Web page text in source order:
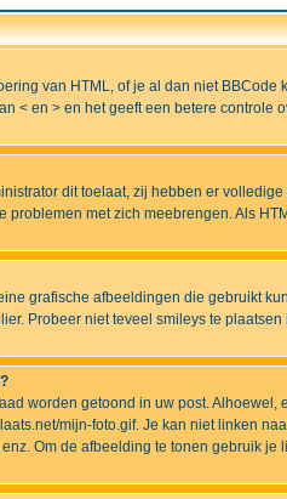
van HTML, of je al dan niet
< en > en het geeft een betere
dit toelaat, zij hebben er
problemen met zich meebrengen. Als
grafische afbeeldingen die gebruikt
Probeer niet teveel smileys te
worden getoond in uw post.
mijn-foto.gif. Je kan niet linken
Om de afbeelding te tonen gebruik